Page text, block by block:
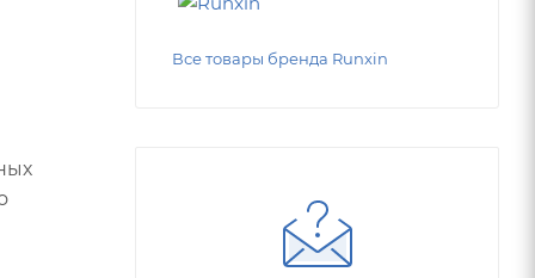
Все товары бренда Runxin